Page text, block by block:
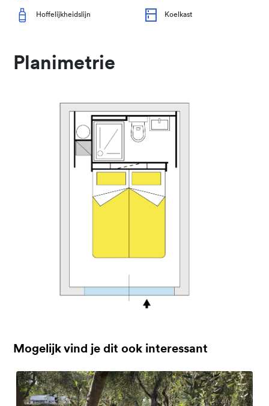
Hoffelijkheidslijn Koelkast
Planimetrie
Mogelijk vind je dit ook interessant